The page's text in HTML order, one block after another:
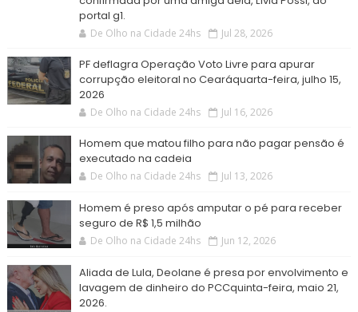
portal g1.
De Olho na Cidade 24hs Jul 28, 2026
PF deflagra Operação Voto Livre para apurar
corrupção eleitoral no Cearáquarta-feira, julho 15,
2026
De Olho na Cidade 24hs Jul 16, 2026
Homem que matou filho para não pagar pensão é
executado na cadeia
De Olho na Cidade 24hs Jul 13, 2026
Homem é preso após amputar o pé para receber
seguro de R$ 1,5 milhão
De Olho na Cidade 24hs Jun 12, 2026
Aliada de Lula, Deolane é presa por envolvimento e
lavagem de dinheiro do PCCquinta-feira, maio 21,
2026.